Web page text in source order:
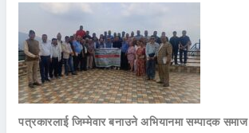
पत्रकारलाई जिम्मेवार बनाउने अभियानमा सम्पादक समाज